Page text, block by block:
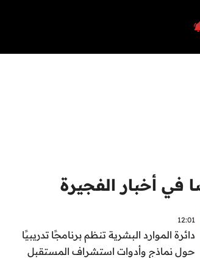
في أخبار الفجيرة
12:01
دائرة الموارد البشرية تنظم برنامجًا تدريبيًا
حول نماذج وأدوات استشراف المستقبل